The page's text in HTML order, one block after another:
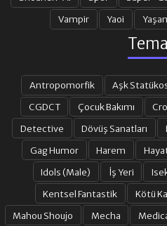
Vampir
Yaoi
Antropomorfik Aşk
CGDCT
Çocuk Bakımı
Detective
Dövüş Sanatları
Gag Humor
Harem
Idols (Male)
İş Yeri
Kentsel Fantastik
Kötü
Mahou Shoujo
Mecha